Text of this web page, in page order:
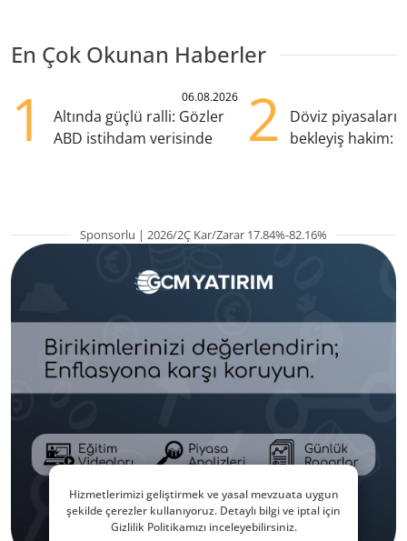
En Çok Okunan Haberler
1 06.08.2026
Altında güçlü ralli: Gözler
ABD istihdam verisinde
2
Döviz
bekleyiş hakim:
Sponsorlu | 2026/2Ç Kar/Zarar 17.84%-82.16%
Hizmetlerimizi geliştirmek ve yasal mevzuata uygun
şekilde çerezler kullanıyoruz. Detaylı bilgi ve iptal için
Gizlilik Politikamızı inceleyebilirsiniz.